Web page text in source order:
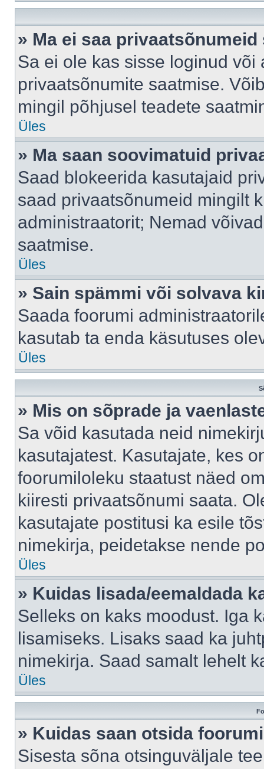
» Ma ei saa privaatsõnumeid
Sa ei ole kas sisse loginud
privaatsõnumite saatmise.
mingil põhjusel teadete
Üles
» Ma saan soovimatuid
Saad blokeerida kasutajaid
saad privaatsõnumeid mingilt
administraatorit; Nemad
saatmise.
Üles
» Sain spämmi või solvava
Saada foorumi
kasutab ta enda käsutuses
Üles
» Mis on sõprade ja
Sa võid kasutada neid
kasutajatest. Kasutajate, kes
foorumiloleku staatust näed
kiiresti privaatsõnumi saata.
kasutajate postitusi ka esile
nimekirja, peidetakse nende
Üles
» Kuidas lisada/eemaldada
Selleks on kaks moodust. Iga
lisamiseks. Lisaks saad ka
nimekirja. Saad samalt lehelt
Üles
» Kuidas saan otsida
Sisesta sõna otsinguväljale